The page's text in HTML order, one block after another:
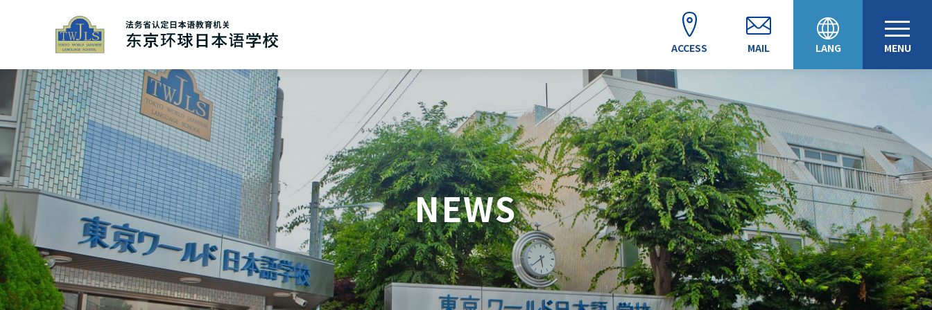
ACCESS MAIL LANG MENU
日本語
English
中文（简体）
한국어
NEWS